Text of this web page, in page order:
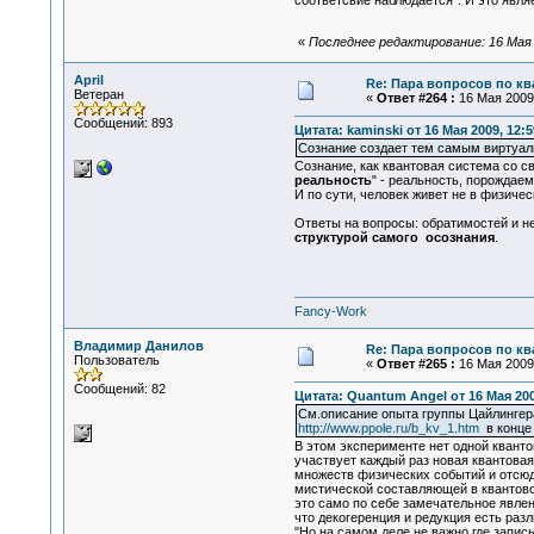
« Последнее редактирование: 16
April
Ветеран
Сообщений: 893
Re: Пара вопросов по
« Ответ #264 : 16 Мая
Цитата: kaminski от 16 Мая 2009,
Сознание создает тем самым
Сознание, как квантовая система со
реальность" - реальность,
И по сути, человек живет не в
Ответы на вопросы: обратимостей и
структурой самого осознания.
Fancy-Work
Владимир Данилов
Пользователь
Сообщений: 82
Re: Пара вопросов по
« Ответ #265 : 16 Мая
Цитата: Quantum Angel от 16 Мая
См.описание опыта группы
http://www.ppole.ru/b_kv_1.htmв конце
В этом эксперименте нет одной
участвует каждый раз новая
множеств физических событий и
мистической составляющей в
это само по себе замечательное
что декогеренция и редукция есть